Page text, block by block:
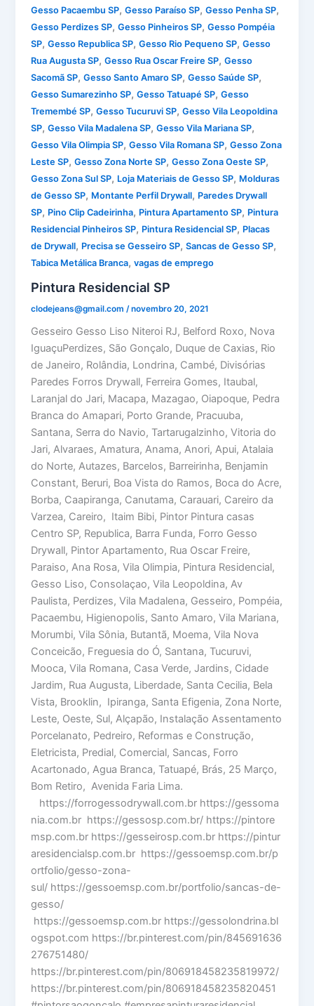
Gesso Pacaembu SP,Gesso Paraíso SP,Gesso Penha SP,
Gesso Perdizes SP,Gesso Pinheiros SP,Gesso Pompéia
SP,Gesso Republica SP,Gesso Rio Pequeno SP,Gesso
Rua Augusta SP,Gesso Rua Oscar Freire SP,Gesso
Sacomã SP,Gesso Santo Amaro SP,Gesso Saúde SP,
Gesso Sumarezinho SP,Gesso Tatuapé SP,Gesso
Tremembé SP,Gesso Tucuruvi SP,Gesso Vila Leopoldina
SP,Gesso Vila Madalena SP,Gesso Vila Mariana SP,
Gesso Vila Olimpia SP,Gesso Vila Romana SP,Gesso Zona
Leste SP,Gesso Zona Norte SP,Gesso Zona Oeste SP,
Gesso Zona Sul SP, Loja Materiais de Gesso SP, Molduras
de Gesso SP, Montante Perfil Drywall, Paredes Drywall
SP, Pino Clip Cadeirinha, Pintura Apartamento SP, Pintura
Residencial Pinheiros SP, Pintura Residencial SP, Placas
de Drywall, Precisa se Gesseiro SP,Sancas de Gesso SP,
Tabica Metálica Branca,vagas de emprego
Pintura Residencial SP
clodejeans@gmail.com /novembro 20, 2021
Gesseiro Gesso Liso Niteroi RJ, Belford Roxo, Nova
IguaçuPerdizes, São Gonçalo, Duque de Caxias, Rio
de Janeiro, Rolândia, Londrina, Cambé, Divisórias
Paredes Forros Drywall, Ferreira Gomes, Itaubal,
Laranjal do Jari, Macapa, Mazagao, Oiapoque, Pedra
Branca do Amapari, Porto Grande, Pracuuba,
Santana, Serra do Navio, Tartarugalzinho, Vitoria do
Jari, Alvaraes, Amatura, Anama, Anori, Apui, Atalaia
do Norte, Autazes, Barcelos, Barreirinha, Benjamin
Constant, Beruri, Boa Vista do Ramos, Boca do Acre,
Borba, Caapiranga, Canutama, Carauari, Careiro da
Varzea, Careiro, Itaim Bibi, Pintor Pintura casas
Centro SP, Republica, Barra Funda, Forro Gesso
Drywall, Pintor Apartamento, Rua Oscar Freire,
Paraiso, Ana Rosa, Vila Olimpia, Pintura Residencial,
Gesso Liso, Consolaçao, Vila Leopoldina, Av
Paulista, Perdizes, Vila Madalena, Gesseiro, Pompéia,
Pacaembu, Higienopolis, Santo Amaro, Vila Mariana,
Morumbi, Vila Sônia, Butantã, Moema, Vila Nova
Conceicão, Freguesia do Ó, Santana, Tucuruvi,
Mooca, Vila Romana, Casa Verde, Jardins, Cidade
Jardim, Rua Augusta, Liberdade, Santa Cecilia, Bela
Vista, Brooklin, Ipiranga, Santa Efigenia, Zona Norte,
Leste, Oeste, Sul, Alçapão, Instalação Assentamento
Porcelanato, Pedreiro, Reformas e Construção,
Eletricista, Predial, Comercial, Sancas, Forro
Acartonado, Agua Branca, Tatuapé, Brás, 25 Março,
Bom Retiro, Avenida Faria Lima.
https://forrogessodrywall.com.br https://gessoma
nia.com.br https://gessosp.com.br/ https://pintore
msp.com.br https://gesseirosp.com.br https://pintur
aresidencialsp.com.br https://gessoemsp.com.br/p
ortfolio/gesso-zona-
sul/ https://gessoemsp.com.br/portfolio/sancas-de-
gesso/
https://gessoemsp.com.br https://gessolondrina.bl
ogspot.com https://br.pinterest.com/pin/845691636
276751480/
https://br.pinterest.com/pin/806918458235819972/
https://br.pinterest.com/pin/806918458235820451